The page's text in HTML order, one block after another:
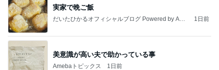
実家で晩ご飯
だいたひかるオフィシャルブログ Powered by Ame
1日前
美意識が高い夫で助かっている事
Amebaトピックス 1日前